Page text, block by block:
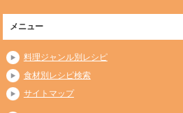
メニュー
料理ジャンル別レシピ
食材別レシピ検索
サイトマップ